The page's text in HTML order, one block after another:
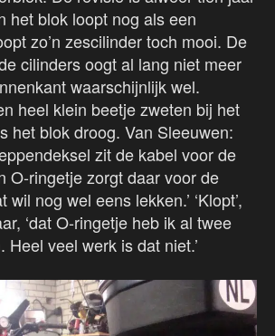
het blok loopt nog als een
zo’n zescilinder toch mooi. De
cilinders oogt al lang niet meer
waarschijnlijk wel.
heel klein beetje zweten bij het
het blok droog. Van Sleeuwen:
zit de kabel voor de
O-ringetje zorgt daar voor de
nog wel eens lekken.’ ‘Klopt’,
‘dat O-ringetje heb ik al twee
Heel veel werk is dat niet.’